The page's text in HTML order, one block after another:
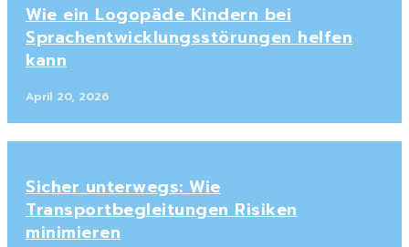
Wie ein Logopäde Kindern bei
Sprachentwicklungsstörungen helfen
kann
April 20, 2026
Sicher unterwegs: Wie
Transportbegleitungen Risiken
minimieren